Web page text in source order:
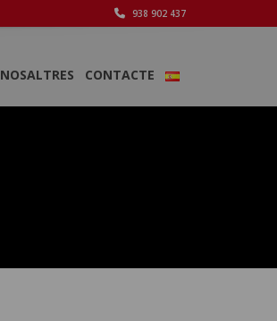
938 902 437
NOSALTRES CONTACTE